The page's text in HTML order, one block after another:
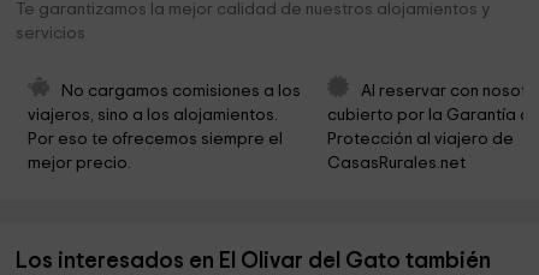
Olmo de Nuevo Baztan
Club de Aeromodelismo
Iglesia de San Francisco Javier
Centro De Interpretación De Nuevo Baztán 6,5 km
Te garantizamos la mejor calidad de nuestros alojamientos y
servicios
No cargamos comisiones a los
viajeros, sino a los alojamientos.
Por eso te ofrecemos siempre el
mejor precio.
Al reservar con
cubierto por la Garantía
Protección al viajero de
CasasRurales.net
Los interesados en El Olivar del Gato también